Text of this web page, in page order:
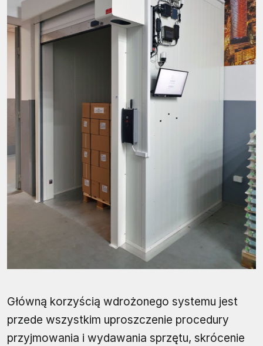
Główną korzyścią wdrożonego systemu jest
przede wszystkim uproszczenie procedury
przyjmowania i wydawania sprzętu, skrócenie